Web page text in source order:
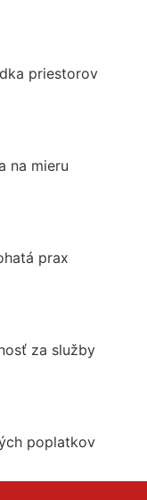
priestorov
na mieru
prax
za služby
poplatkov